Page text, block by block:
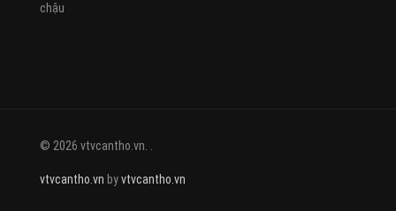
chậu
© 2026 vtvcantho.vn. .
vtvcantho.vn byvtvcantho.vn